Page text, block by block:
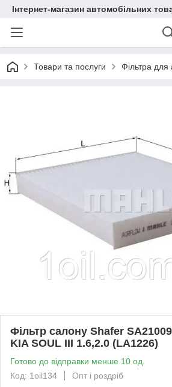
Інтернет-магазин автомобільних
Товари та послуги Фільтра для
Фільтр салону Shafer
KIA SOUL III 1.6,2.0 (LA1226)
Готово до відправки менше 10 од.
Код: 1oil134
Опт і роздріб